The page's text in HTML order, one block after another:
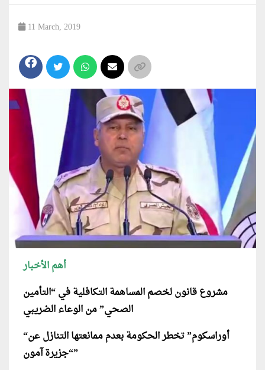
11 March, 2019
أهم الأخبار
مشروع قانون لخصم المساهمة التكافلية في “التأمين
الصحي” من الوعاء الضريبي
“أوراسكوم” تخطر الحكومة بعدم ممانعتها التنازل عن
“جزيرة آمون”